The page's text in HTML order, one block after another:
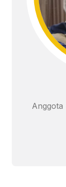
Anggota